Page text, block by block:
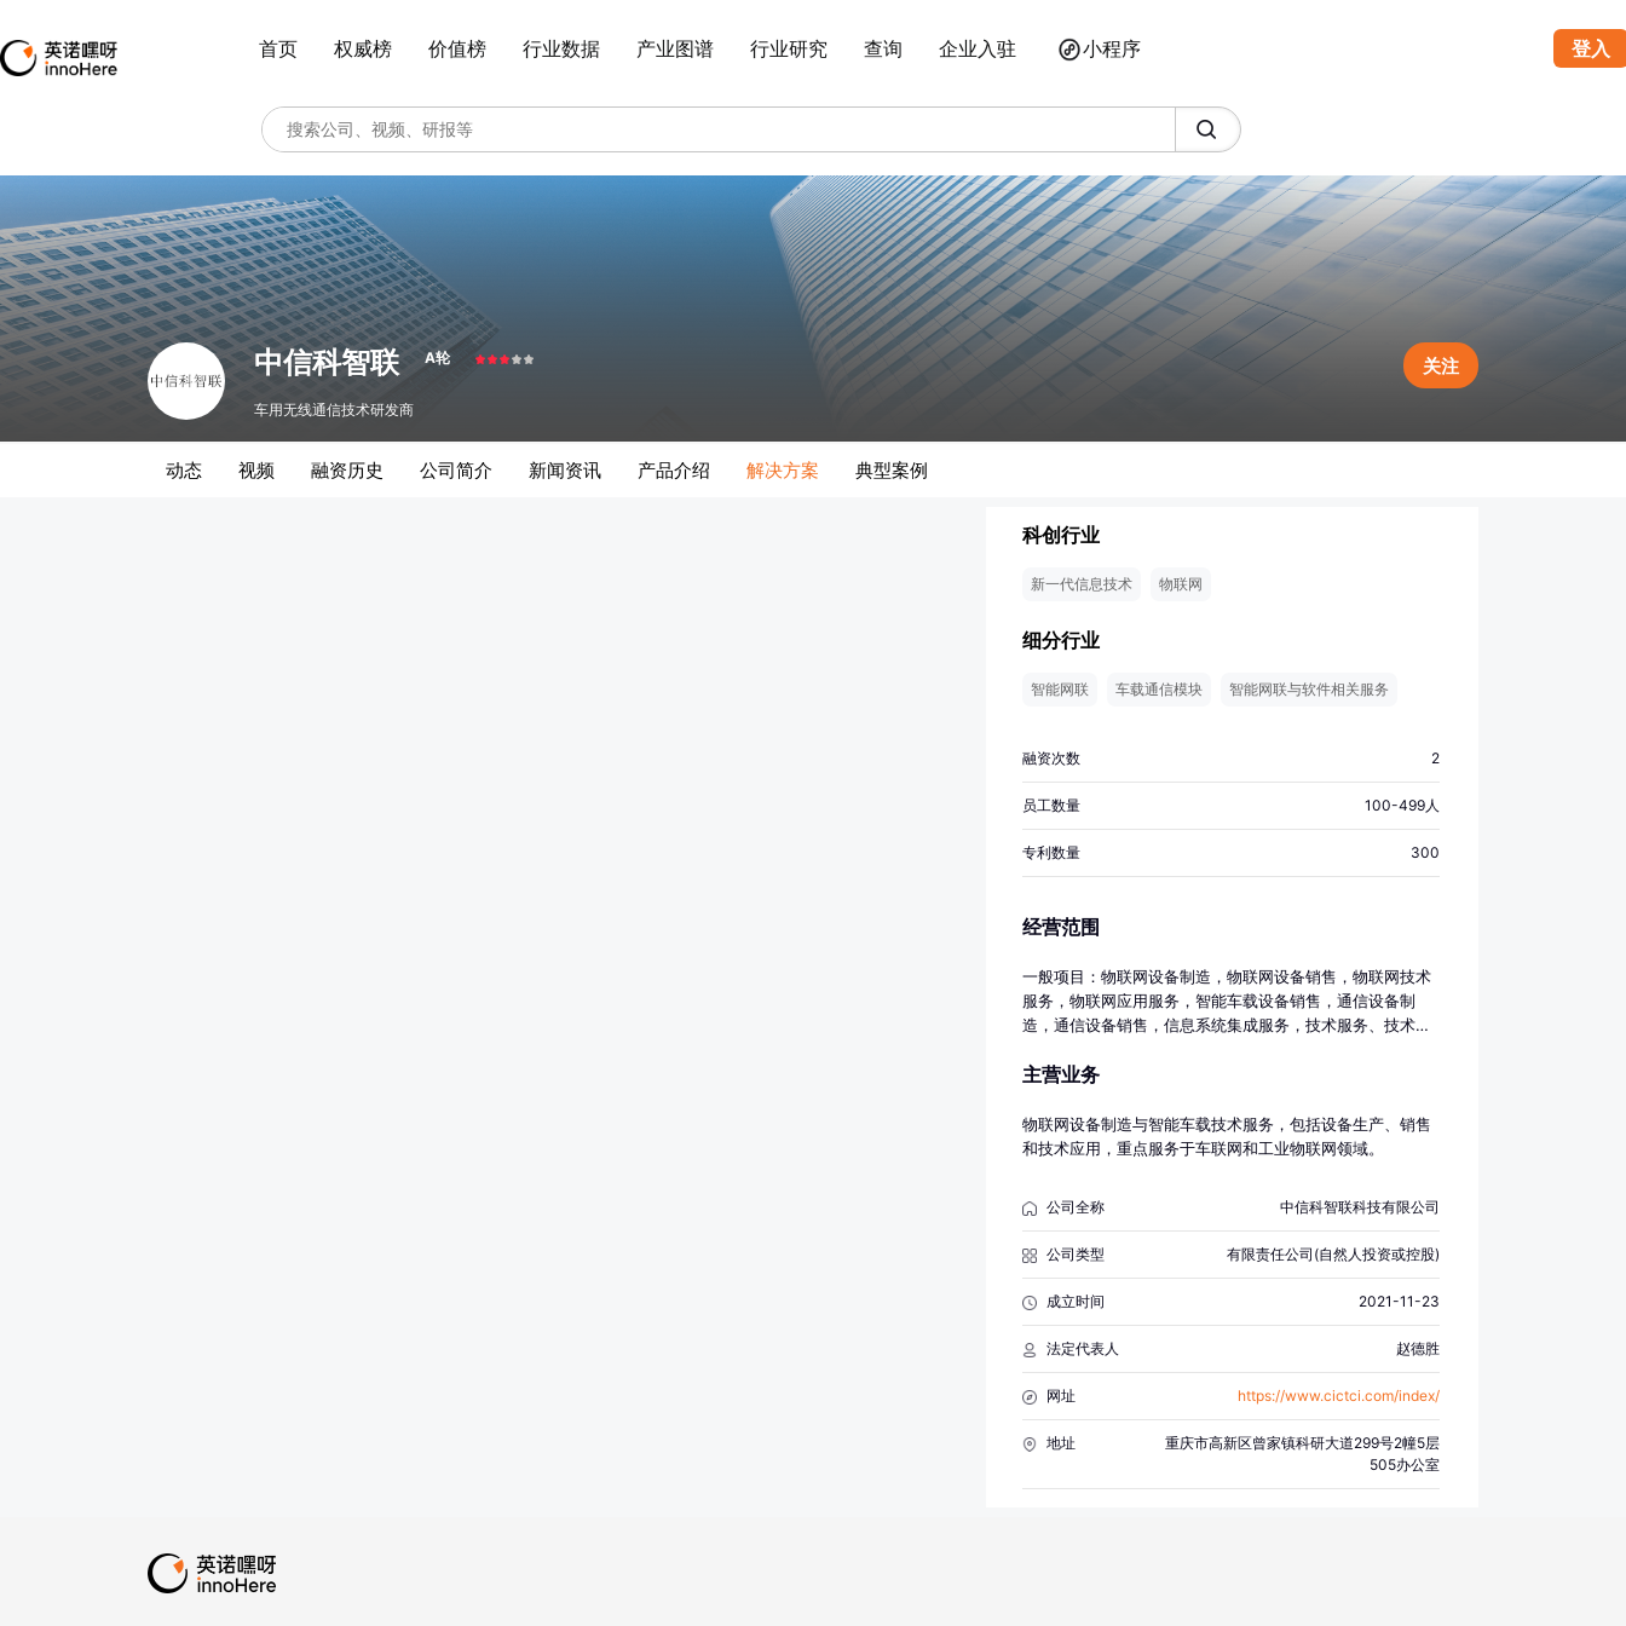
首页 权威榜 价值榜 行业数据 产业图谱 行业研究 查询 企业入驻 小程序 登入
中信科智联 A轮
车用无线通信技术研发商
关注
动态 视频 融资历史 公司简介 新闻资讯 产品介绍 解决方案 典型案例
科创行业
新一代信息技术 物联网
细分行业
智能网联 车载通信模块 智能网联与软件相关服务
融资次数 2
员工数量 100-499人
专利数量 300
经营范围
一般项目：物联网设备制造，物联网设备销售，物联网技术
服务，物联网应用服务，智能车载设备销售，通信设备制
造，通信设备销售，信息系统集成服务，技术服务、技术开
通讯设备租赁，计算机软硬件及辅助设备批发，计算机软硬
制造，电子产品销售，信息技术咨询服务，集成电路销售，
电子元器件制造，信息咨询服务（不含许可类信息咨询服
车销售，新能源汽车电附件销售，汽车零部件及配件制造，
外，凭营业执照依法自主开展经营活动）
主营业务
物联网设备制造与智能车载技术服务，包括设备生产、销售
和技术应用，重点服务于车联网和工业物联网领域。
公司全称 中信科智联科技有限公司
公司类型 有限责任公司(自然人投资或控股)
成立时间 2021-11-23
法定代表人 赵德胜
网址 https://www.cictci.com/index/
地址
重庆市高新区曾家镇科研大道299号2幢5层
505办公室